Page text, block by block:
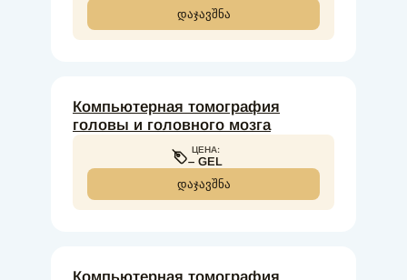
ᲓᲐᲯᲐᲕᲨᲜᲐ
Компьютерная томография
головы и головного мозга
ЦЕНА:
– GEL
ᲓᲐᲯᲐᲕᲨᲜᲐ